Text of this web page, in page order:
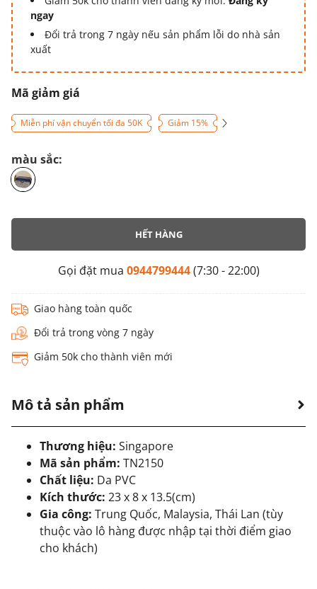
ngay
Đổi trả trong 7 ngày nếu sản phẩm lỗi do nhà sản
xuất
Mã giảm giá
Miễn phí vận chuyển tối đa 50K Giảm 15%
màu sắc:
HẾT HÀNG
Gọi đặt mua 0944799444(7:30 - 22:00)
Giao hàng toàn quốc
Đổi trả trong vòng 7 ngày
Giảm 50k cho thành viên mới
Mô tả sản phẩm
Thương hiệu: Singapore
Mã sản phẩm: TN2150
Chất liệu: Da PVC
Kích thước: 23 x 8 x 13.5(cm)
Gia công: Trung Quốc, Malaysia, Thái Lan (tùy
thuộc vào lô hàng được nhập tại thời điểm giao
cho khách)